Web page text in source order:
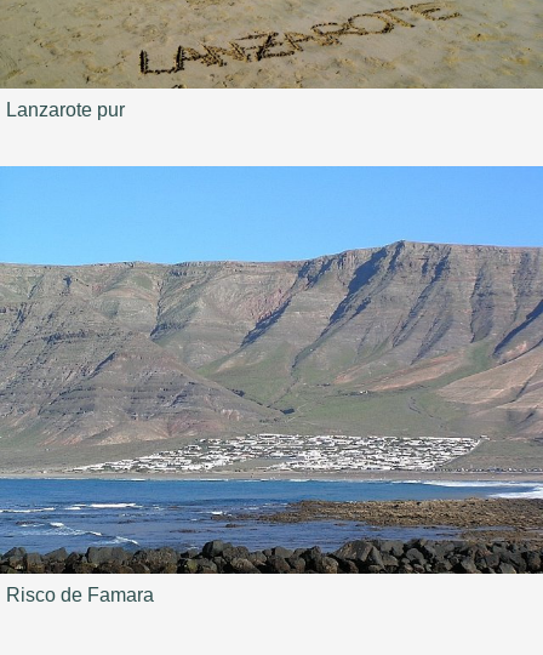
Lanzarote pur
Risco de Famara